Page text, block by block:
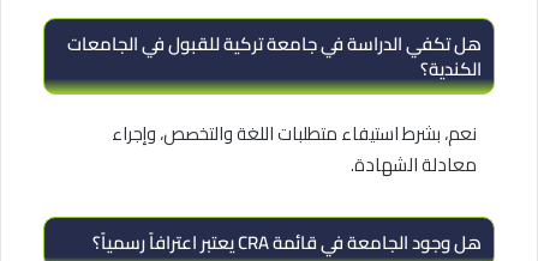
هل تكفي الدراسة في جامعة تركية للقبول في الجامعات
الكندية؟
نعم، بشرط استيفاء متطلبات اللغة والتخصص، وإجراء
معادلة الشهادة.
هل وجود الجامعة في قائمة CRA يعتبر اعترافاً رسمياً؟